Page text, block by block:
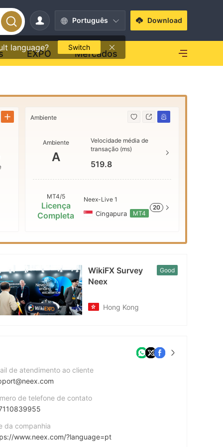
Português
language? Switch
Download
EXPO Mercados
Ambiente
Ambiente
A
Velocidade média de
transação (ms)
519.8
MT4/5
Licença
Completa
Neex-Live 1
Cingapura MT4
20
WikiFX Survey
Neex
Good
Hong Kong
de atendimento ao cliente
de telefone de contato
da companhia
www.neex.com/?language=pt